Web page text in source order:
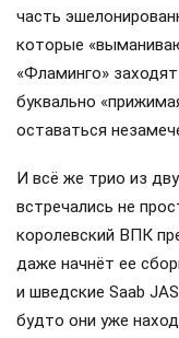
часть
которые
«Фламинго»
буквально
оставаться
И всё же трио из
встречались не
королевский ВПК
даже начнёт ее
и шведские Saab
будто они уже